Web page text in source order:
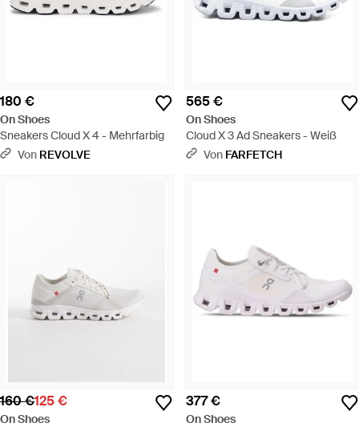
180 €
On Shoes
Sneakers Cloud X 4 - Mehrfarbig
Von REVOLVE
565 €
On Shoes
Cloud X 3 Ad Sneakers - Weiß
Von FARFETCH
160 €125 €
On Shoes
377 €
On Shoes